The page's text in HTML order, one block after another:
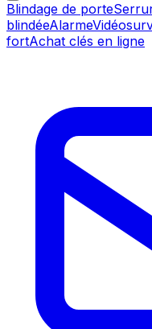
Blindage de porte
blindéeAlarme
fortAchat clés en ligne